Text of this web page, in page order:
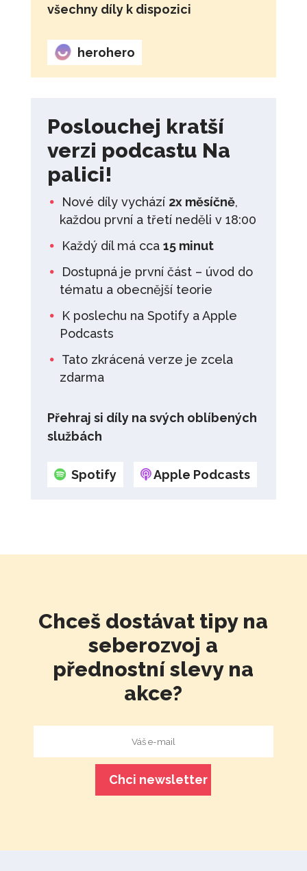
všechny díly k dispozici
herohero
Poslouchej kratší
verzi podcastu Na
palici!
Nové díly vychází 2x měsíčně,
každou první a třetí neděli v 18:00
Každý díl má cca15 minut
Dostupná je první část – úvod do
tématu a obecnější teorie
K poslechu na Spotify a Apple
Podcasts
Tato zkrácená verze je zcela
zdarma
Přehraj si díly na svých oblíbených
službách
Spotify Apple Podcasts
Chceš dostávat tipy na
seberozvoj a
přednostní slevy na
akce?